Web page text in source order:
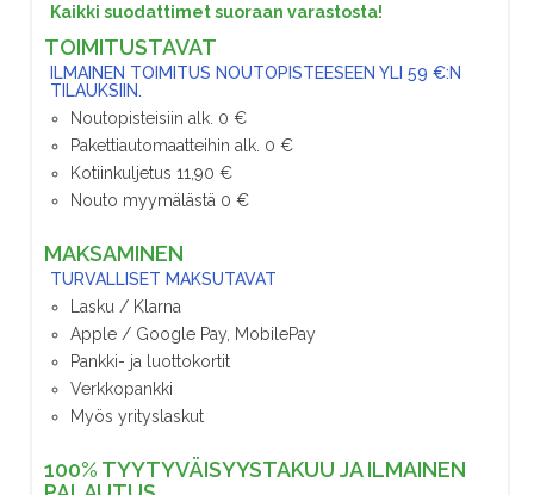
Kaikki suodattimet suoraan varastosta!
TOIMITUSTAVAT
ILMAINEN TOIMITUS NOUTOPISTEESEEN YLI 59 €:N
TILAUKSIIN.
Noutopisteisiin alk. 0 €
Pakettiautomaatteihin alk. 0 €
Kotiinkuljetus 11,90 €
Nouto myymälästä 0 €
MAKSAMINEN
TURVALLISET MAKSUTAVAT
Lasku / Klarna
Apple / Google Pay, MobilePay
Pankki- ja luottokortit
Verkkopankki
Myös yrityslaskut
100% TYYTYVÄISYYSTAKUU JA ILMAINEN